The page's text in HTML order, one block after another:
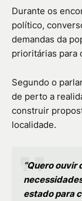
Durante os
político,
demandas da
prioritárias para
Segundo o
de perto a
construir
localidade.
“Quero ouvir
estado para